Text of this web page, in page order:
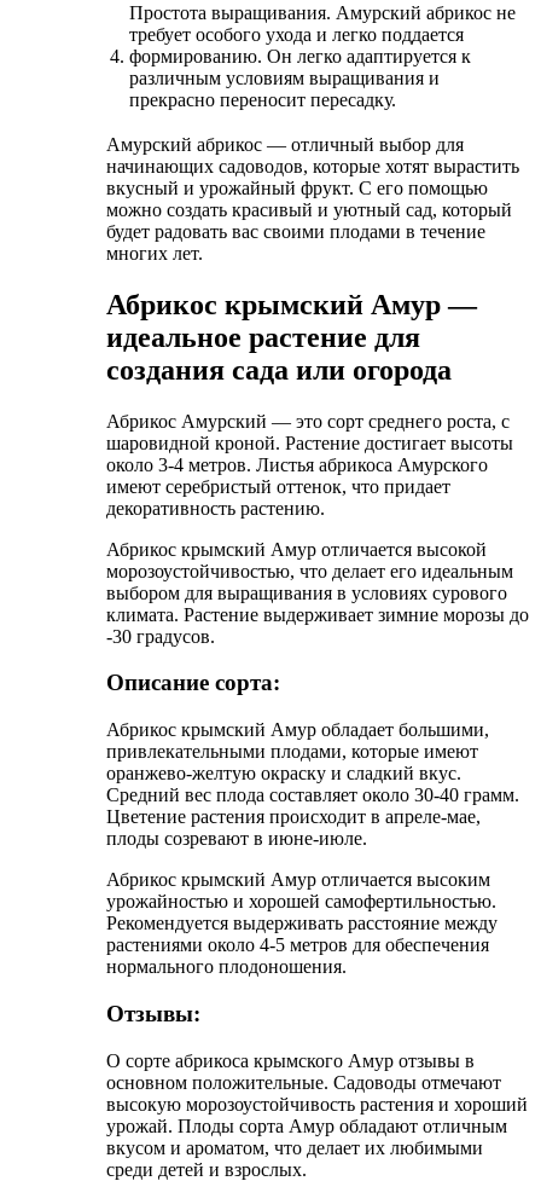
4.
Простота выращивания. Амурский абрикос не
требует особого ухода и легко поддается
формированию. Он легко адаптируется к
различным условиям выращивания и
прекрасно переносит пересадку.
Амурский абрикос — отличный выбор для
начинающих садоводов, которые хотят вырастить
вкусный и урожайный фрукт. С его помощью
можно создать красивый и уютный сад, который
будет радовать вас своими плодами в течение
многих лет.
Абрикос крымский Амур —
идеальное растение для
создания сада или огорода
Абрикос Амурский — это сорт среднего роста, с
шаровидной кроной. Растение достигает высоты
около 3-4 метров. Листья абрикоса Амурского
имеют серебристый оттенок, что придает
декоративность растению.
Абрикос крымский Амур отличается высокой
морозоустойчивостью, что делает его идеальным
выбором для выращивания в условиях сурового
климата. Растение выдерживает зимние морозы до
-30 градусов.
Описание сорта:
Абрикос крымский Амур обладает большими,
привлекательными плодами, которые имеют
оранжево-желтую окраску и сладкий вкус.
Средний вес плода составляет около 30-40 грамм.
Цветение растения происходит в апреле-мае,
плоды созревают в июне-июле.
Абрикос крымский Амур отличается высоким
урожайностью и хорошей самофертильностью.
Рекомендуется выдерживать расстояние между
растениями около 4-5 метров для обеспечения
нормального плодоношения.
Отзывы:
О сорте абрикоса крымского Амур отзывы в
основном положительные. Садоводы отмечают
высокую морозоустойчивость растения и хороший
урожай. Плоды сорта Амур обладают отличным
вкусом и ароматом, что делает их любимыми
среди детей и взрослых.